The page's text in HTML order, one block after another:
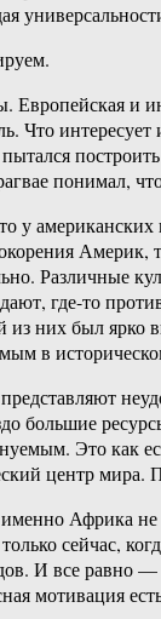
Европейская и
Что
понимал,
у американских
Америк,
Различные
где-то
из них был
в
большие
Это
центр мира.
Африка не
сейчас,
И все равно —
мотивация